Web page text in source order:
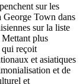
sur les
George Town dans
sur la liste
plus
qui reçoit
et asiatiques
et de
et